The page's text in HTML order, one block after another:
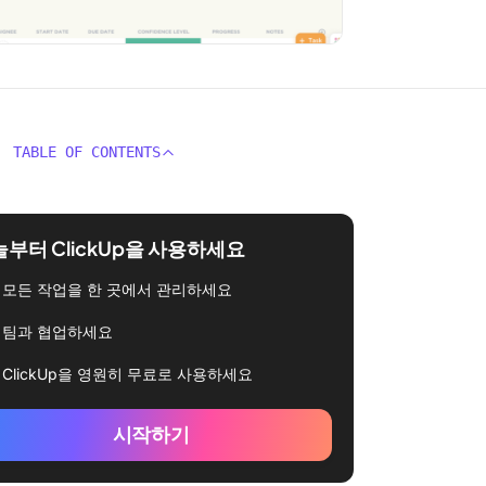
TABLE OF CONTENTS
부터 ClickUp을 사용하세요
모든 작업을 한 곳에서 관리하세요
팀과 협업하세요
ClickUp을 영원히 무료로 사용하세요
시작하기